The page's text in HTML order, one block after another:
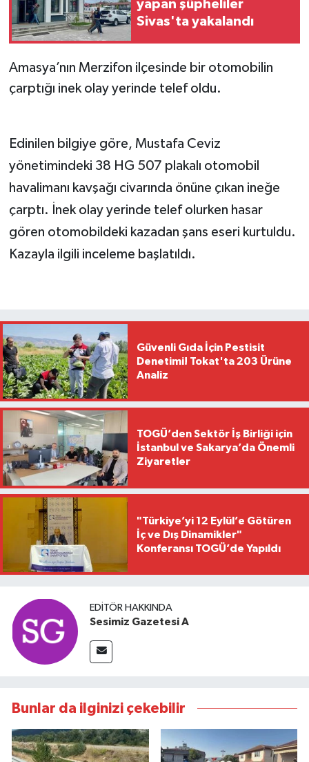
yapan şüpheliler
Sivas'ta yakalandı
Amasya’nın Merzifon ilçesinde bir otomobilin
çarptığı inek olay yerinde telef oldu.
Edinilen bilgiye göre, Mustafa Ceviz
yönetimindeki 38 HG 507 plakalı otomobil
havalimanı kavşağı civarında önüne çıkan ineğe
çarptı. İnek olay yerinde telef olurken hasar
gören otomobildeki kazadan şans eseri kurtuldu.
Kazayla ilgili inceleme başlatıldı.
Güvenli Gıda İçin Pestisit
Denetimi! Tokat'ta 203 Ürüne
Analiz
TOGÜ’den Sektör İş Birliği için
İstanbul ve Sakarya’da Önemli
Ziyaretler
"Türkiye’yi 12 Eylül’e Götüren
İç ve Dış Dinamikler"
Konferansı TOGÜ’de Yapıldı
EDITÖR HAKKINDA
Sesimiz Gazetesi A
Bunlar da ilginizi çekebilir